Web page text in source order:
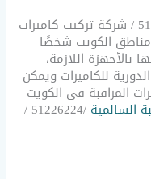
يعدكاميرات مراقبة السالمية /51226224 / شركة تركيب كاميرات
الكويت شخصًا
اللازمة،
للكاميرات ويمكن
المراقبة في الكويت
السالمية /51226224 /